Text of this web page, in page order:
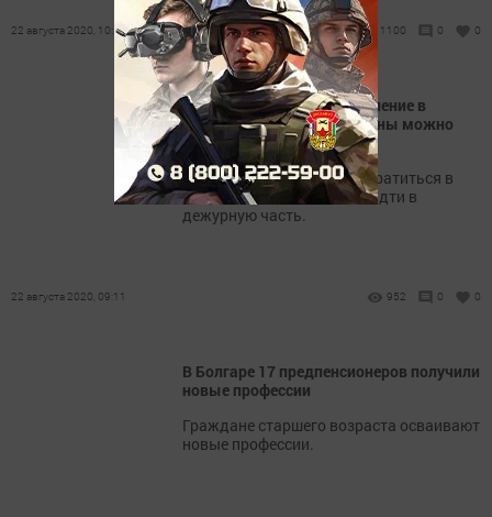
22 августа 2020, 10:10 1100 0 0
Вниманию спассцев: ​заявление в
правоохранительные органы можно
подать в интернете
Теперь, для того, чтобы обратиться в
полицию, не обязательно идти в
дежурную часть.
22 августа 2020, 09:11 952 0 0
В Болгаре 17 предпенсионеров получили
новые профессии
​​​​​​​Граждане старшего возраста осваивают
новые профессии.